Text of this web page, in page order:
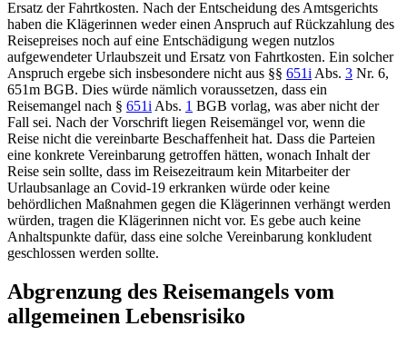
Ersatz der Fahrtkosten. Nach der Entscheidung des Amtsgerichts
haben die Klägerinnen weder einen Anspruch auf Rückzahlung des
Reisepreises noch auf eine Entschädigung wegen nutzlos
aufgewendeter Urlaubszeit und Ersatz von Fahrtkosten. Ein solcher
Anspruch ergebe sich insbesondere nicht aus §§ 651iAbs. 3 Nr. 6,
651m BGB. Dies würde nämlich voraussetzen, dass ein
Reisemangel nach § 651iAbs. 1 BGB vorlag, was aber nicht der
Fall sei. Nach der Vorschrift liegen Reisemängel vor, wenn die
Reise nicht die vereinbarte Beschaffenheit hat. Dass die Parteien
eine konkrete Vereinbarung getroffen hätten, wonach Inhalt der
Reise sein sollte, dass im Reisezeitraum kein Mitarbeiter der
Urlaubsanlage an Covid-19 erkranken würde oder keine
behördlichen Maßnahmen gegen die Klägerinnen verhängt werden
würden, tragen die Klägerinnen nicht vor. Es gebe auch keine
Anhaltspunkte dafür, dass eine solche Vereinbarung konkludent
geschlossen werden sollte.
Abgrenzung des Reisemangels vom
allgemeinen Lebensrisiko